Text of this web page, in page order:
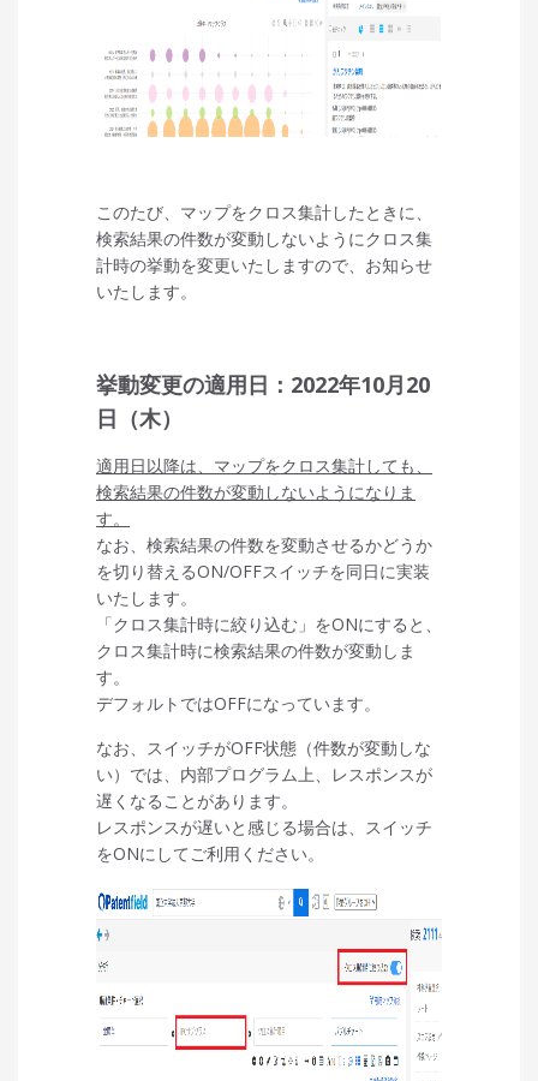
このたび、マップをクロス集計したときに、
検索結果の件数が変動しないようにクロス集
計時の挙動を変更いたしますので、お知らせ
いたします。
挙動変更の適用日：2022年10月20
日（木）
適用日以降は、マップをクロス集計しても、
検索結果の件数が変動しないようになりま
す。
なお、検索結果の件数を変動させるかどうか
を切り替えるON/OFFスイッチを同日に実装
いたします。
「クロス集計時に絞り込む」をONにすると、
クロス集計時に検索結果の件数が変動しま
す。
デフォルトではOFFになっています。
なお、スイッチがOFF状態（件数が変動しな
い）では、内部プログラム上、レスポンスが
遅くなることがあります。
レスポンスが遅いと感じる場合は、スイッチ
をONにしてご利用ください。